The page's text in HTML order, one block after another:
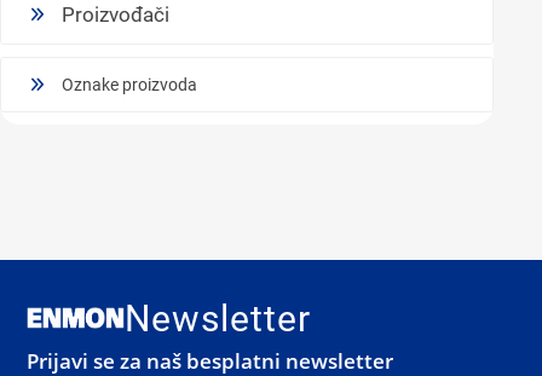
Proizvođači
Oznake proizvoda
Newsletter
Prijavi se za naš besplatni newsletter